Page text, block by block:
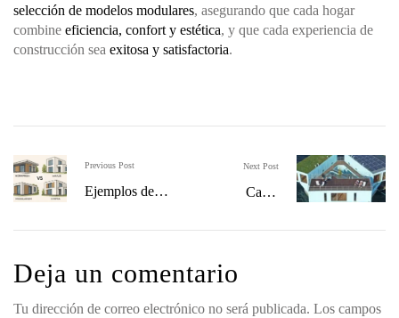
selección de modelos modulares, asegurando que cada hogar
combine eficiencia, confort y estética, y que cada experiencia de
construcción sea exitosa y satisfactoria.
Previous Post
Ejemplos de
Modulares
Hormipresa,
Next Post
Casas
Sitios
Posibilidades
Deja un comentario
Tu dirección de correo electrónico no será publicada. Los campos